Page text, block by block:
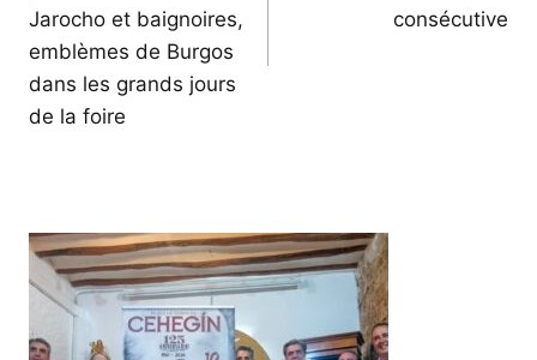
Jarocho et baignoires,
emblèmes de Burgos
dans les grands jours
de la foire
consécutive